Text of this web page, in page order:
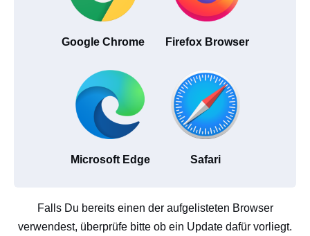
Google Chrome Firefox Browser
Microsoft Edge Safari
Falls Du bereits einen der aufgelisteten Browser
verwendest, überprüfe bitte ob ein Update dafür vorliegt.